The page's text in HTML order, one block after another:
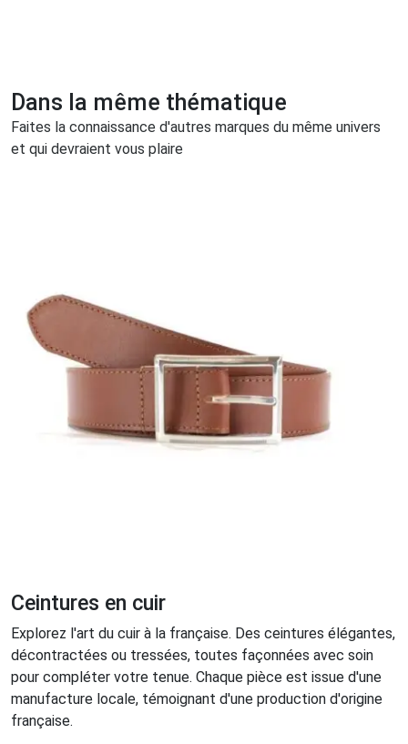
Dans la même thématique
Faites la connaissance d'autres marques du même univers
et qui devraient vous plaire
Ceintures en cuir
Explorez l'art du cuir à la française. Des ceintures élégantes,
décontractées ou tressées, toutes façonnées avec soin
pour compléter votre tenue. Chaque pièce est issue d'une
manufacture locale, témoignant d'une production d'origine
française.